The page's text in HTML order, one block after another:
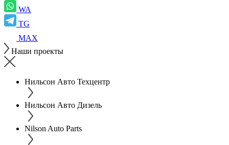
WA
TG
MAX
Наши проекты
Нильсон Авто Техцентр
Нильсон Авто Дизель
Nilson Auto Parts